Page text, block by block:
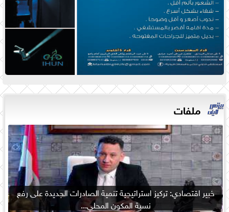
ملفات
خبير اقتصادي: تركيز استراتيجية تنمية الصادرات الجديدة على رفع
نسبة المكون المحلي...